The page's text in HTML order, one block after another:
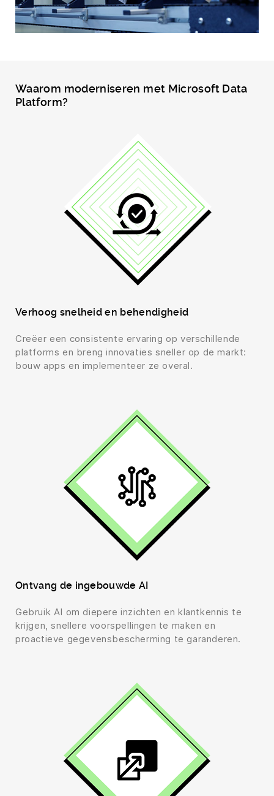
Waarom moderniseren met Microsoft Data
Platform?
Verhoog snelheid en behendigheid
Creëer een consistente ervaring op verschillende
platforms en breng innovaties sneller op de markt:
bouw apps en implementeer ze overal.
Ontvang de ingebouwde AI
Gebruik AI om diepere inzichten en klantkennis te
krijgen, snellere voorspellingen te maken en
proactieve gegevensbescherming te garanderen.